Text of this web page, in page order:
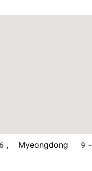
Myeongdong 9-